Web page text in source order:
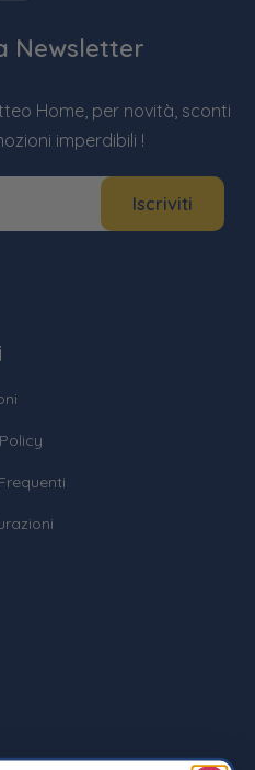
Newsletter
Home, per novità, sconti
imperdibili !